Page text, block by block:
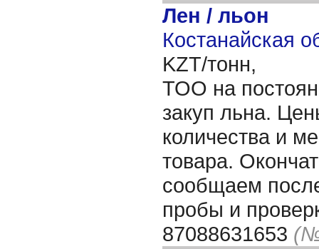
Лен / льон
Костанайская
KZT/тонн,
ТОО на
закуп льна.
количества и
товара.
сообщаем
пробы и
87088631653